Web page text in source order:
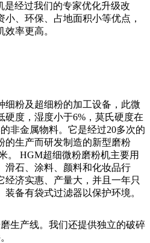
是经过我们的专家优化升级改
、环保、占地面积小等优点，
率更高。
细粉及超细粉的加工设备，此微
硬度，湿度小于6%，莫氏硬度在
非金属物料。它是经过20多次的
的生产而研发制造的新型磨粉
。 HGM超细微粉磨粉机主要用
滑石、涂料、颜料和化妆品行
经济实惠、产量大，并且一年只
备有袋式过滤器以保护环境。
生产线。我们还提供独立的破碎